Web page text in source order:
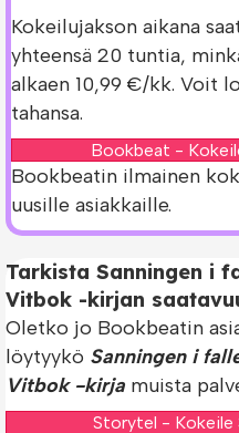
Kokeilujakson aikana
yhteensä 20 tuntia,
alkaen 10,99 €/kk. Voit
tahansa.
Bookbeat -
Bookbeatin ilmainen
uusille asiakkaille.
Tarkista Sanningen i
Vitbok -kirjan
Oletko jo Bookbeatin
löytyykö Sanningen i
Vitbok -kirja muista
Storytel - Kokeile